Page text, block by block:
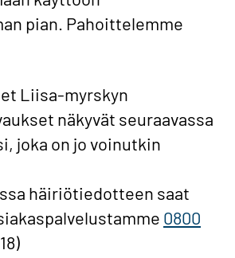
pian. Pahoittelemme
Liisa-myrskyn
näkyvät seuraavassa
joka on jo voinutkin
häiriötiedotteen saat
0800